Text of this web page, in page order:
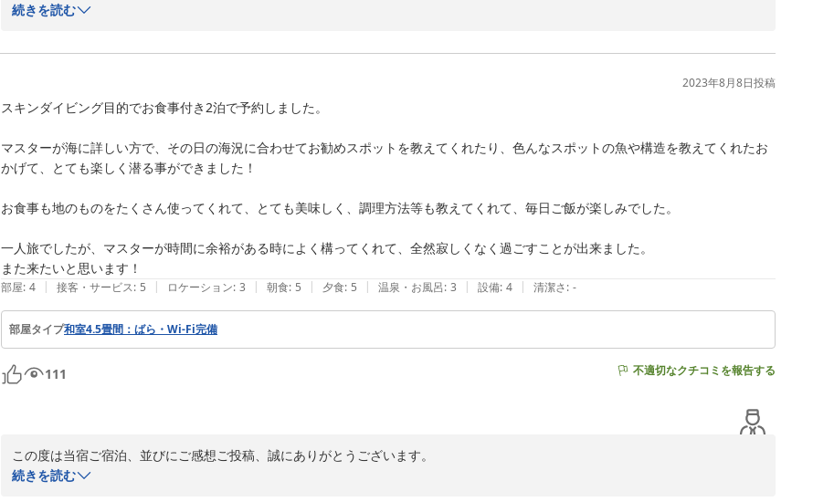
施設が老朽化で修繕もままならないのでお料理だけでも楽しんで頂ければとおもてなししております。
四季折々、色々な花、楽しみがある大島です。
どうぞ、また伊豆大島にz曾比に来て下さいませ！
当宿で宜しければいつでも歓迎いたします！
ありがとうございました。
2024-04-28
続きを読む
2023年8月8日投稿
スキンダイビング目的でお食事付き2泊で予約しました。
マスターが海に詳しい方で、その日の海況に合わせてお勧めスポットを教えてくれたり、色んなスポットの魚や構造を教えてくれたお
かげて、とても楽しく潜る事ができました！
お食事も地のものをたくさん使ってくれて、とても美味しく、調理方法等も教えてくれて、毎日ご飯が楽しみでした。
一人旅でしたが、マスターが時間に余裕がある時によく構ってくれて、全然寂しくなく過ごすことが出来ました。
また来たいと思います！
部屋: 4 | 接客・サービス: 5 | ロケーション: 3 | 朝食: 5 | 夕食: 5 | 温泉・お風呂: 3 | 設備: 4 | 清潔さ: -
部屋タイプ和室4.5畳間：ばら・Wi-Fi完備
111 不適切なクチコミを報告する
この度は当宿ご宿泊、並びにご感想ご投稿、誠にありがとうございます。
続きを読む